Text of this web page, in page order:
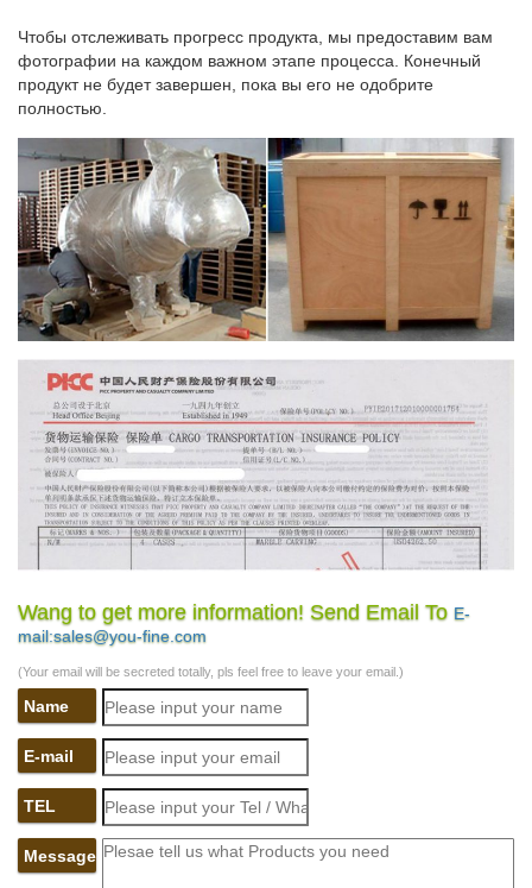
Чтобы отслеживать прогресс продукта, мы предоставим вам
фотографии на каждом важном этапе процесса. Конечный
продукт не будет завершен, пока вы его не одобрите
полностью.
Wang to get more information! Send Email To E-
mail:sales@you-fine.com
(Your email will be secreted totally, pls feel free to leave your email.)
Name
E-mail
TEL
Message